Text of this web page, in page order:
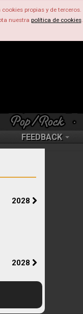
propias y de terceros.
nuestra política de cookies.
FEEDBACK
2028
2028